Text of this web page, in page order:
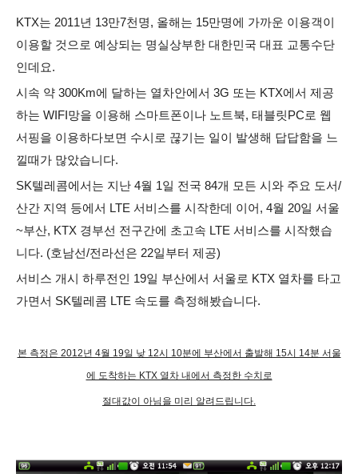
KTX는 2011년 13만7천명, 올해는 15만명에 가까운 이용객이
이용할 것으로 예상되는 명실상부한 대한민국 대표 교통수단
인데요.
시속 약 300Km에 달하는 열차안에서 3G 또는 KTX에서 제공
하는 WIFI망을 이용해 스마트폰이나 노트북, 태블릿PC로 웹
서핑을 이용하다보면 수시로 끊기는 일이 발생해 답답함을 느
낄때가 많았습니다.
SK텔레콤에서는 지난 4월 1일 전국 84개 모든 시와 주요 도서/
산간 지역 등에서 LTE 서비스를 시작한데 이어, 4월 20일 서울
~부산, KTX 경부선 전구간에 초고속 LTE 서비스를 시작했습
니다. (호남선/전라선은 22일부터 제공)
서비스 개시 하루전인 19일 부산에서 서울로 KTX 열차를 타고
가면서 SK텔레콤 LTE 속도를 측정해봤습니다.
본 측정은 2012년 4월 19일 낮 12시 10분에 부산에서 출발해 15시 14분 서울
에 도착하는 KTX 열차 내에서 측정한 수치로
절대값이 아님을 미리 알려드립니다.